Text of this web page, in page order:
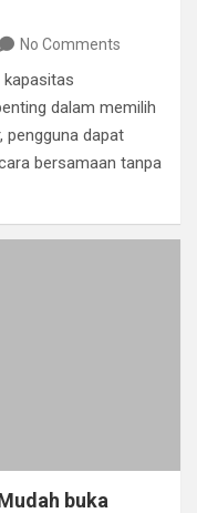
No Comments
dalam memilih
pengguna dapat
bersamaan tanpa
buka